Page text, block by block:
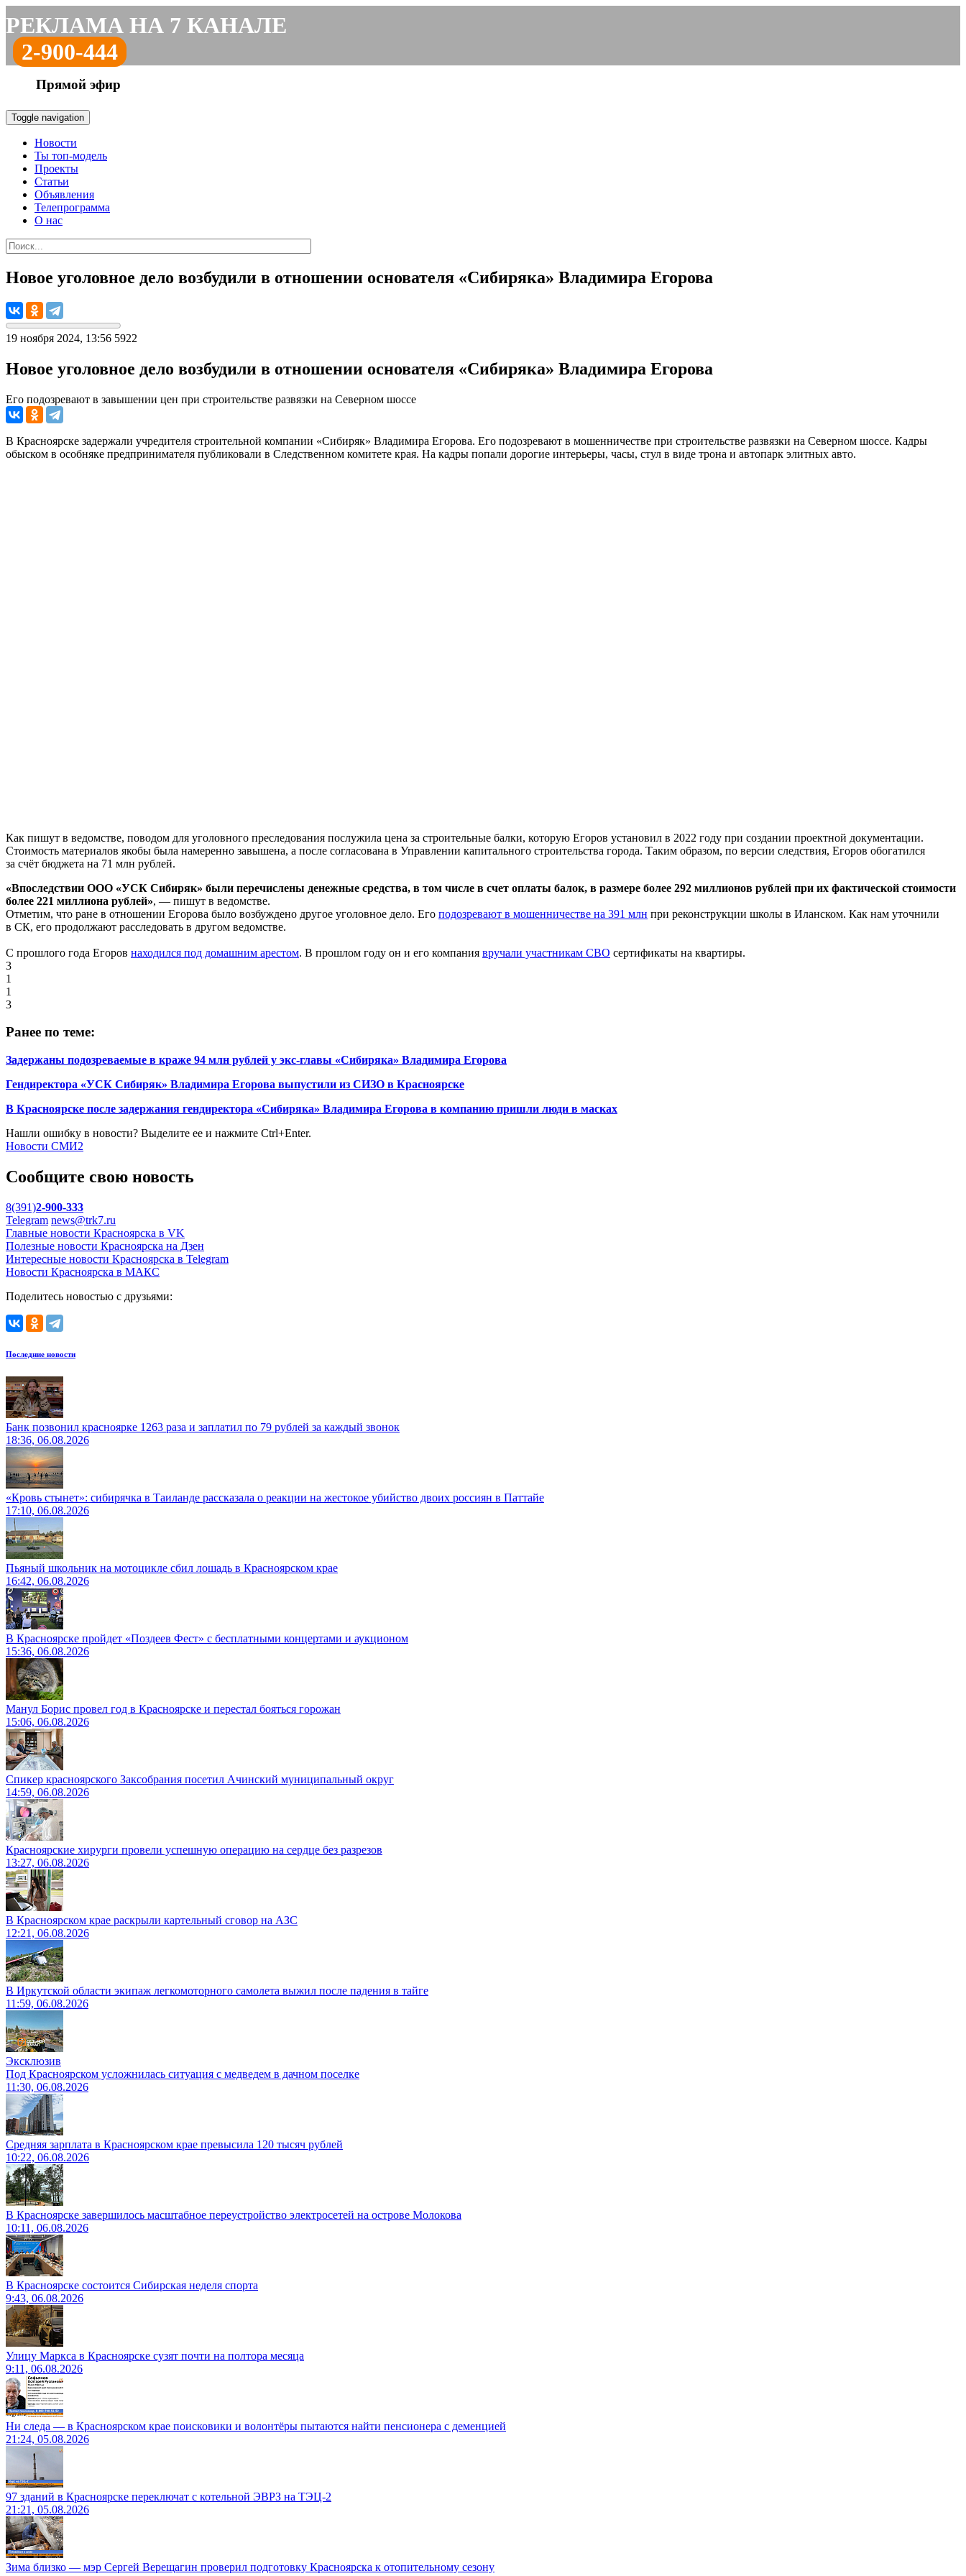
РЕКЛАМА НА 7 КАНАЛЕ
2-900-444
Прямой эфир
Toggle navigation
Новости
Ты топ-модель
Проекты
Статьи
Объявления
Телепрограмма
О нас
Новое уголовное дело возбудили в отношении основателя «Сибиряка» Владимира Егорова
19 ноября 2024, 13:56 5922
Новое уголовное дело возбудили в отношении основателя «Сибиряка» Владимира Егорова
Его подозревают в завышении цен при строительстве развязки на Северном шоссе
В Красноярске задержали учредителя строительной компании «Сибиряк» Владимира Егорова. Его подозревают в мошенничестве при строительстве развязки на Северном шоссе. Кадры
обыском в особняке предпринимателя публиковали в Следственном комитете края. На кадры попали дорогие интерьеры, часы, стул в виде трона и автопарк элитных авто.
Как пишут в ведомстве, поводом для уголовного преследования послужила цена за строительные балки, которую Егоров установил в 2022 году при создании проектной документации.
Стоимость материалов якобы была намеренно завышена, а после согласована в Управлении капитального строительства города. Таким образом, по версии следствия, Егоров обогатился
за счёт бюджета на 71 млн рублей.
«Впоследствии ООО «УСК Сибиряк» были перечислены денежные средства, в том числе в счет оплаты балок, в размере более 292 миллионов рублей при их фактической стоимости
более 221 миллиона рублей», — пишут в ведомстве.
Отметим, что ране в отношении Егорова было возбуждено другое уголовное дело. Его подозревают в мошенничестве на 391 млн при реконструкции школы в Иланском. Как нам уточнили
в СК, его продолжают расследовать в другом ведомстве.
С прошлого года Егоров находился под домашним арестом. В прошлом году он и его компания вручали участникам СВО сертификаты на квартиры.
3
1
1
3
Ранее по теме:
Задержаны подозреваемые в краже 94 млн рублей у экс-главы «Сибиряка» Владимира Егорова
Гендиректора «УСК Сибиряк» Владимира Егорова выпустили из СИЗО в Красноярске
В Красноярске после задержания гендиректора «Сибиряка» Владимира Егорова в компанию пришли люди в масках
Нашли ошибку в новости? Выделите ее и нажмите Ctrl+Enter.
Новости СМИ2
Сообщите свою новость
8(391)2-900-333
Telegram news@trk7.ru
Главные новости Красноярска в VK
Полезные новости Красноярска на Дзен
Интересные новости Красноярска в Telegram
Новости Красноярска в МАКС
Поделитесь новостью с друзьями:
Последние новости
Банк позвонил красноярке 1263 раза и заплатил по 79 рублей за каждый звонок
18:36, 06.08.2026
«Кровь стынет»: сибирячка в Таиланде рассказала о реакции на жестокое убийство двоих россиян в Паттайе
17:10, 06.08.2026
Пьяный школьник на мотоцикле сбил лошадь в Красноярском крае
16:42, 06.08.2026
В Красноярске пройдет «Поздеев Фест» с бесплатными концертами и аукционом
15:36, 06.08.2026
Манул Борис провел год в Красноярске и перестал бояться горожан
15:06, 06.08.2026
Спикер красноярского Заксобрания посетил Ачинский муниципальный округ
14:59, 06.08.2026
Красноярские хирурги провели успешную операцию на сердце без разрезов
13:27, 06.08.2026
В Красноярском крае раскрыли картельный сговор на АЗС
12:21, 06.08.2026
В Иркутской области экипаж легкомоторного самолета выжил после падения в тайге
11:59, 06.08.2026
Эксклюзив
Под Красноярском усложнилась ситуация с медведем в дачном поселке
11:30, 06.08.2026
Средняя зарплата в Красноярском крае превысила 120 тысяч рублей
10:22, 06.08.2026
В Красноярске завершилось масштабное переустройство электросетей на острове Молокова
10:11, 06.08.2026
В Красноярске состоится Сибирская неделя спорта
9:43, 06.08.2026
Улицу Маркса в Красноярске сузят почти на полтора месяца
9:11, 06.08.2026
Ни следа — в Красноярском крае поисковики и волонтёры пытаются найти пенсионера с деменцией
21:24, 05.08.2026
97 зданий в Красноярске переключат с котельной ЭВРЗ на ТЭЦ-2
21:21, 05.08.2026
Зима близко — мэр Сергей Верещагин проверил подготовку Красноярска к отопительному сезону